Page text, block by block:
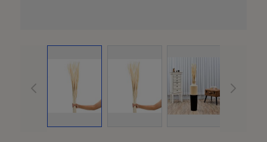
View larger imageView larger imageView larger